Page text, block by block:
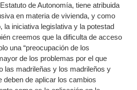
de Autonomía, tiene atribuida
en materia de vivienda, y como
la iniciativa legislativa y la potestad
creemos que la dificulta de acceso
una “preocupación de los
de los problemas por el que
las madrileñas y los madrileños y
deben de aplicar los cambios